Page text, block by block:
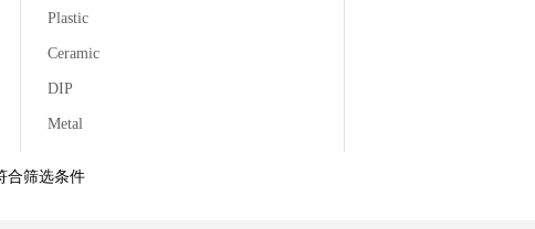
Plastic
Ceramic
DIP
Metal
合筛选条件